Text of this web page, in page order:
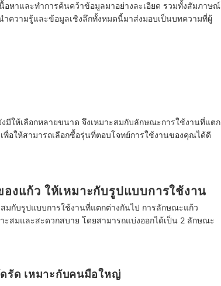
อหาและทำการค้นคว้าข้อมูลมาอย่างละเอียด รวมทั้งสัมภาษณ์
ความรู้และข้อมูลเชิงลึกทั้งหมดนี้มาส่งมอบเป็นบทความที่ผู้
ให้เลือกหลายขนาด จึงเหมาะสมกับลักษณะการใช้งานที่แตก
พื่อให้สามารถเลือกซื้อรุ่นที่ตอบโจทย์การใช้งานของคุณได้ดี
งแก้ว ให้เหมาะกับรูปแบบการใช้งาน
มกับรูปแบบการใช้งานที่แตกต่างกันไป การลักษณะแก้ว
ะสมและสะดวกสบาย โดยสามารถแบ่งออกได้เป็น 2 ลักษณะ
รัด เหมาะกับคนมือใหญ่